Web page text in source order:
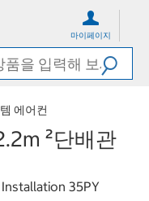
마이페이지
에어컨
²단배관
35PY